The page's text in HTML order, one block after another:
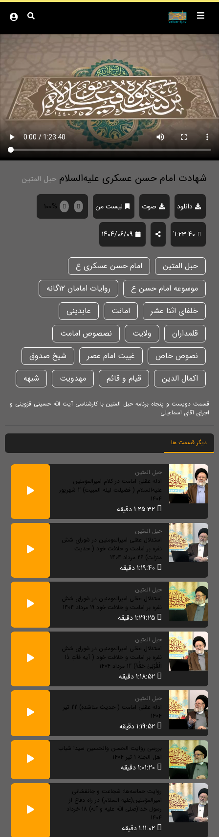
شهادت امام حسن عسکری علیه‌السلام حبل المتین
دانلود صوت لیست من 100%
1:23:40'
1404/06/09
حبل المتین
امام حسن عسکری ع
موسوعه امام حسن ع
روایات امامان ۱۲گانه
خلفای اثنا عشر
امانت
عابدینی
قلمداران
ولایت
نصصوص امامت
نصوص خاص
غیبت امام عصر
شیخ صدوق
اکمال الدین
قیام و قائم مهدویت شبهه
قسمت دویست و پنجاه برنامه حبل المتین با کارشناسی آیت الله حسینی قزوینی و
اجرای آقای اسماعیلی
دیگر قسمت ها
حبل المتین
ادله عقلی امامت در کلام امیرالمومنین
علیه‌السلام ( فضیلت لیله المبیت) 2 شهریور
1404
حبل المتین
استدلال عقلی امیرالمومنین در شورای شش
نفره بر امامت و خلافت خود ( حدیث
منزلت) 26 مرداد 1404
حبل المتین
استدلال عقلی امیرالمومنین در شورای شش
نفره بر امامت و خلافت خود 19 مرداد 1404
حبل المتین
استدلال عقلی امیرالمومنین در شورای شش
نفره بر امامت و خلافت خود ( آیه فآتِ ذَا
الْقُرْبَىٰ حَقَّهُ) 12 مرداد 1404
حبل المتین
ادله عقلي امامت ( حديث مناشده) 22 تیر
1404
بررسی روایت الحسن والحسین سیدا شباب
اهل الجنة 1 تیر 1404
روایت حماسه‌ها: شجاعت و جانفشانی
امیرالمؤمنین(علیه السلام) در راه دفاع از
رسول خدا(صلی الله علیه و آله) 18 خرداد
1404